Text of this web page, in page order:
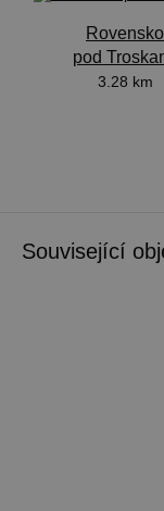
Rovensko
pod
3.28 km
Související